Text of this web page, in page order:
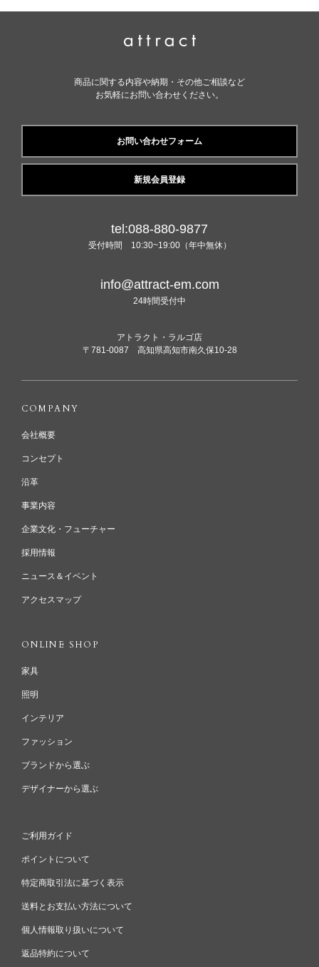
商品に関する内容や納期・その他ご相談など
お気軽にお問い合わせください。
お問い合わせフォーム
新規会員登録
tel:088-880-9877
受付時間 10:30~19:00（年中無休）
info@attract-em.com
24時間受付中
アトラクト・ラルゴ店
〒781-0087 高知県高知市南久保10-28
COMPANY
会社概要
コンセプト
沿革
事業内容
企業文化・フューチャー
採用情報
ニュース＆イベント
アクセスマップ
ONLINE SHOP
家具
照明
インテリア
ファッション
ブランドから選ぶ
デザイナーから選ぶ
ご利用ガイド
ポイントについて
特定商取引法に基づく表示
送料とお支払い方法について
個人情報取り扱いについて
返品特約について